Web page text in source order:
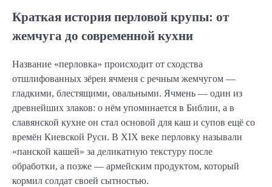
Краткая история перловой крупы: от
жемчуга до современной кухни
Название «перловка» происходит от сходства
отшлифованных зёрен ячменя с речным жемчугом —
гладкими, блестящими, овальными. Ячмень — один из
древнейших злаков: о нём упоминается в Библии, а в
славянской кухне он стал основой для каш и супов ещё со
времён Киевской Руси. В XIX веке перловку называли
«панской кашей» за деликатную текстуру после
обработки, а позже — армейским продуктом, который
кормил солдат своей сытностью.